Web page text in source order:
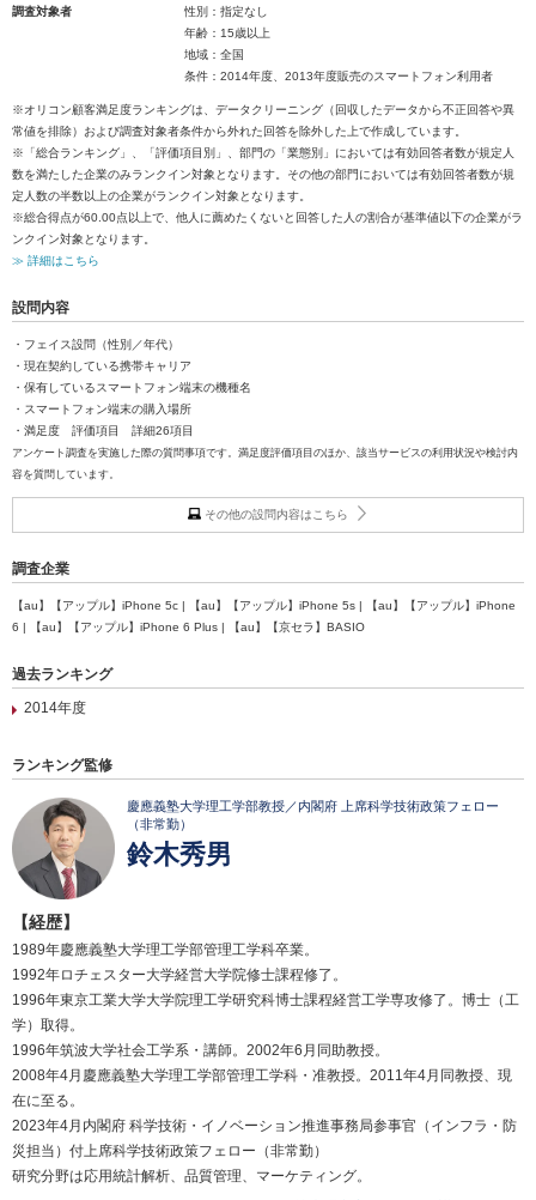
調査対象者
性別：指定なし
年齢：15歳以上
地域：全国
条件：2014年度、2013年度販売のスマートフォン利用者
※オリコン顧客満足度ランキングは、データクリーニング（回収したデータから不正回答や異
常値を排除）および調査対象者条件から外れた回答を除外した上で作成しています。
※「総合ランキング」、「評価項目別」、部門の「業態別」においては有効回答者数が規定人
数を満たした企業のみランクイン対象となります。その他の部門においては有効回答者数が規
定人数の半数以上の企業がランクイン対象となります。
※総合得点が60.00点以上で、他人に薦めたくないと回答した人の割合が基準値以下の企業がラ
ンクイン対象となります。
≫ 詳細はこちら
設問内容
・フェイス設問（性別／年代）
・現在契約している携帯キャリア
・保有しているスマートフォン端末の機種名
・スマートフォン端末の購入場所
・満足度 評価項目 詳細26項目
アンケート調査を実施した際の質問事項です。満足度評価項目のほか、該当サービスの利用状況や検討内
容を質問しています。
その他の設問内容はこちら
調査企業
【au】【アップル】iPhone 5c | 【au】【アップル】iPhone 5s | 【au】【アップル】iPhone
6 | 【au】【アップル】iPhone 6 Plus | 【au】【京セラ】BASIO
過去ランキング
2014年度
ランキング監修
慶應義塾大学理工学部教授／内閣府 上席科学技術政策フェロー
（非常勤）
鈴木秀男
【経歴】
1989年慶應義塾大学理工学部管理工学科卒業。
1992年ロチェスター大学経営大学院修士課程修了。
1996年東京工業大学大学院理工学研究科博士課程経営工学専攻修了。博士（工
学）取得。
1996年筑波大学社会工学系・講師。2002年6月同助教授。
2008年4月慶應義塾大学理工学部管理工学科・准教授。2011年4月同教授、現
在に至る。
2023年4月内閣府 科学技術・イノベーション推進事務局参事官（インフラ・防
災担当）付上席科学技術政策フェロー（非常勤）
研究分野は応用統計解析、品質管理、マーケティング。